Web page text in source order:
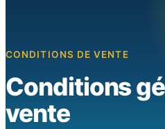
CONDITIONS DE VENTE
Conditions
vente